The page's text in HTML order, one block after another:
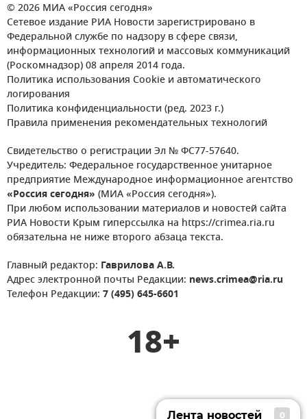
© 2026 МИА «Россия сегодня»
Сетевое издание РИА Новости зарегистрировано в
Федеральной службе по надзору в сфере связи,
информационных технологий и массовых коммуникаций
(Роскомнадзор) 08 апреля 2014 года.
Политика использования Cookie и автоматического
логирования
Политика конфиденциальности (ред. 2023 г.)
Правила применения рекомендательных технологий
Свидетельство о регистрации Эл № ФС77-57640.
Учредитель: Федеральное государственное унитарное
предприятие Международное информационное агентство
«Россия сегодня» (МИА «Россия сегодня»).
При любом использовании материалов и новостей сайта
РИА Новости Крым гиперссылка на https://crimea.ria.ru
обязательна не ниже второго абзаца текста.
Главный редактор: Гаврилова А.В.
Адрес электронной почты Редакции: news.crimea@ria.ru
Телефон Редакции: 7 (495) 645-6601
18+
Лента новостей 0